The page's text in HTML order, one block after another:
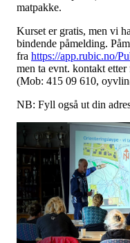
matpakke.
Kurset er gratis, men vi
bindende påmelding.
fra https://app.rubic.no/
men ta evnt. kontakt
(Mob: 415 09 610,
NB: Fyll også ut din